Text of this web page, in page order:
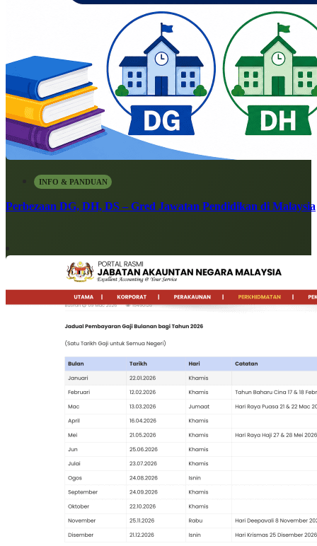
INFO & PANDUAN
Perbezaan DG, DH, DS – Gred Jawatan Pendidikan di Malaysia